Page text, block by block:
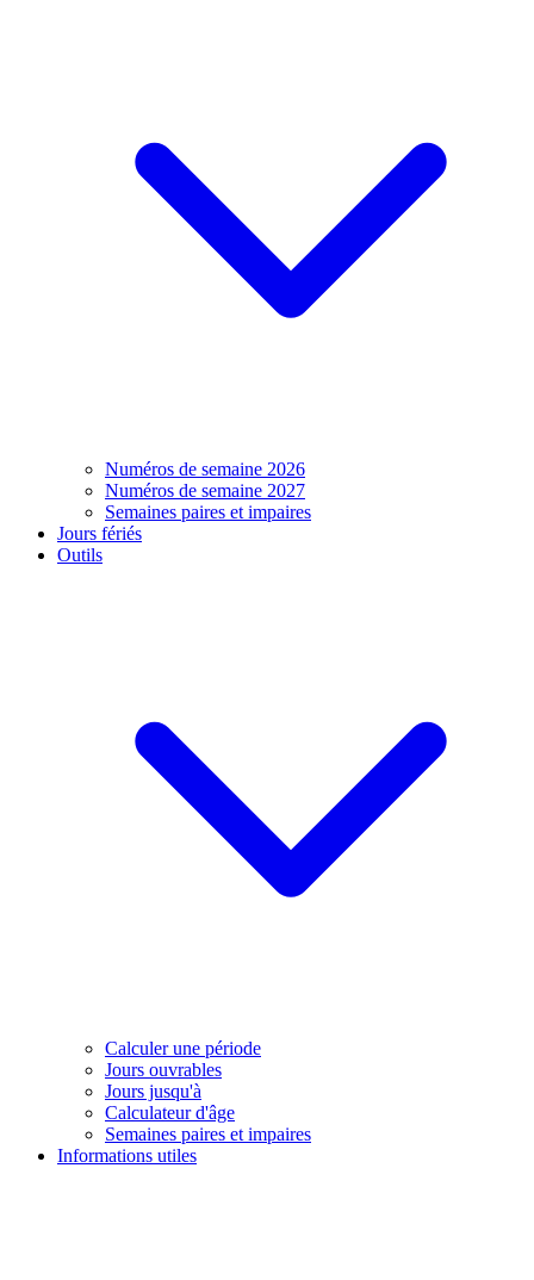
Numéros de semaine 2026
Numéros de semaine 2027
Semaines paires et impaires
Jours fériés
Outils
Calculer une période
Jours ouvrables
Jours jusqu'à
Calculateur d'âge
Semaines paires et impaires
Informations utiles